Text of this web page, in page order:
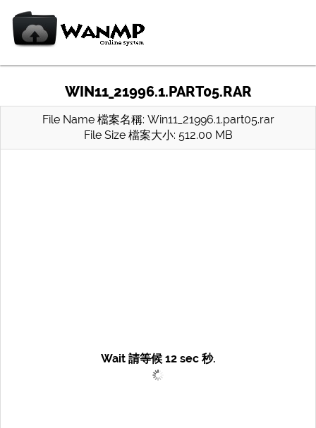
WIN11_21996.1.PART05.RAR
File Name 檔案名稱: Win11_21996.1.part05.rar
File Size 檔案大小: 512.00 MB
Wait 請等候 12sec 秒.